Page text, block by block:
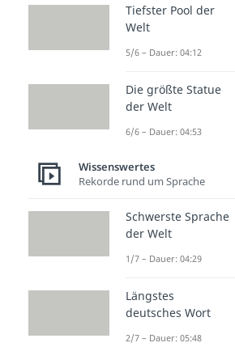
immer wieder
—
Gedichte
Aber nicht nur
sich für
Ehe gehören zu
Themen in der
haben wir hier
, die
eine Eiserne
Ich bin mir meiner
Tiefster Pool der
Welt
5/6 – Dauer: 04:12
Die größte Statue
der Welt
6/6 – Dauer: 04:53
Wissenswertes
Rekorde rund um Sprache
Schwerste Sprache
der Welt
1/7 – Dauer: 04:29
Längstes
deutsches Wort
2/7 – Dauer: 05:48